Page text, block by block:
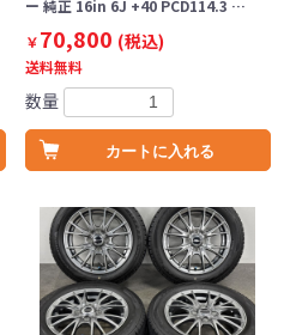
ー 純正 16in 6J +40 PCD114.3 …
￥70,800 (税込)
送料無料
数量
カートに入れる